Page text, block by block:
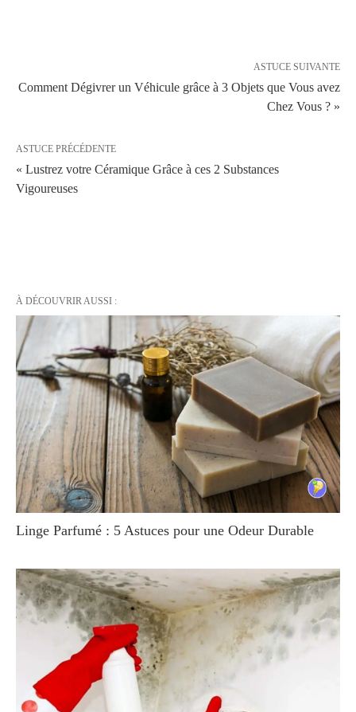
ASTUCE SUIVANTE
Comment Dégivrer un Véhicule grâce à 3 Objets que Vous avez
Chez Vous ? »
ASTUCE PRÉCÉDENTE
« Lustrez votre Céramique Grâce à ces 2 Substances
Vigoureuses
À DÉCOUVRIR AUSSI :
Linge Parfumé : 5 Astuces pour une Odeur Durable